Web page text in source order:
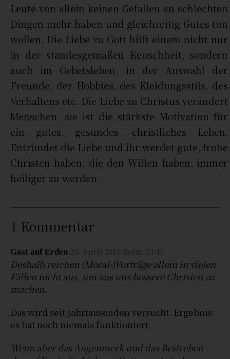
Leute von allein keinen Gefallen an schlechten
Dingen mehr haben und gleichzeitig Gutes tun
wollen. Die Liebe zu Gott hilft einem nicht nur
in der standesgemäßen Keuschheit, sondern
auch im Gebetsleben, in der Auswahl der
Freunde, der Hobbies, des Kleidungsstils, des
Verhaltens etc. Die Liebe zu Christus verändert
Menschen, sie ist die stärkste Motivation für
ein gutes, gesundes, christliches Leben.
Entzündet die Liebe und ihr werdet gute, frohe
Christen haben, die den Willen haben, immer
heiliger zu werden.
1 Kommentar
Gast auf Erden 25. April 2015 Beim 23:45
Deshalb reichen (Moral-)Vorträge allein in vielen
Fällen nicht aus, um aus uns bessere Christen zu
machen.
Das wird seit Jahrtausenden versucht. Ergebnis:
es hat noch niemals funktioniert.
Wenn aber das Augenmerk und das Bestreben